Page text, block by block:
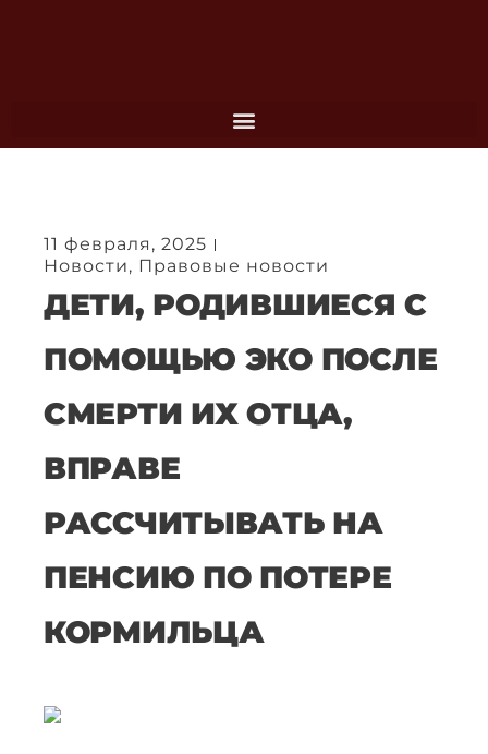
11 февраля, 2025
Новости, Правовые новости
ДЕТИ, РОДИВШИЕСЯ С
ПОМОЩЬЮ ЭКО ПОСЛЕ
СМЕРТИ ИХ ОТЦА,
ВПРАВЕ
РАССЧИТЫВАТЬ НА
ПЕНСИЮ ПО ПОТЕРЕ
КОРМИЛЬЦА